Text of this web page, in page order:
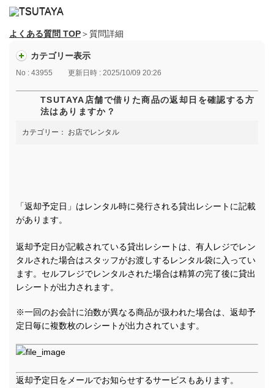
よくある質問 TOP＞質問詳細
カテゴリー表示
No : 43955 更新日時 : 2025/10/09 20:26
TSUTAYA店舗で借りた商品の返却日を確認する方
法はありますか？
カテゴリー： お店でレンタル
「返却予定日」はレンタル時に発行される貸出レシートに記載
があります。
返却予定日が記載されている貸出レシートは、有人レジでレン
タルされた場合はスタッフがお渡しするレンタル袋に入ってい
ます。セルフレジでレンタルされた場合は精算の完了後に貸出
レシートが出力されます。
※一回のお会計に泊数が異なる商品が扱われた場合は、返却予
定日毎に複数枚のレシートが出力されています。
返却予定日をメールでお知らせするサービスもあります。